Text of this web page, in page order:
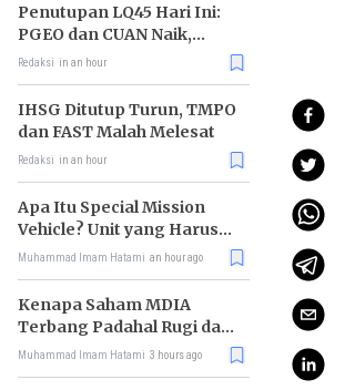
Penutupan LQ45 Hari Ini:
PGEO dan CUAN Naik,
MBMA Turun
Redaksi in an hour
IHSG Ditutup Turun, TMPO
dan FAST Malah Melesat
Redaksi in an hour
Apa Itu Special Mission
Vehicle? Unit yang Harus
Bereskan Utang Whoosh
Muhammad Imam Hatami an hour ago
Kenapa Saham MDIA
Terbang Padahal Rugi dan
Terlilit Utang?
Muhammad Imam Hatami 3 hours ago